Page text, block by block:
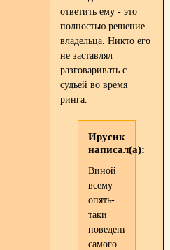
ответить ему - это
полностью решение
владельца. Никто его
не заставлял
разговаривать с
судьей во время
ринга.
Ирусик
написал(а):
Виной
всему
опять-
таки
поведение
самого